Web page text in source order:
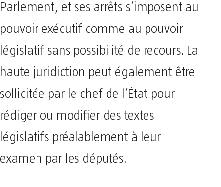
Parlement, et ses arrêts s’imposent au
pouvoir exécutif comme au pouvoir
législatif sans possibilité de recours. La
haute juridiction peut également être
sollicitée par le chef de l’État pour
rédiger ou modifier des textes
législatifs préalablement à leur
examen par les députés.